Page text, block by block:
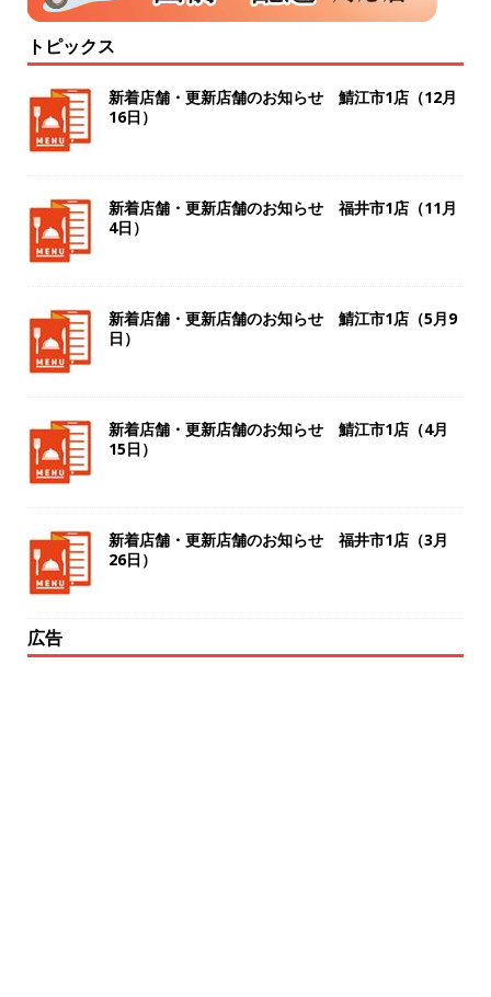
トピックス
新着店舗・更新店舗のお知らせ 鯖江市1店（12月
16日）
新着店舗・更新店舗のお知らせ 福井市1店（11月
4日）
新着店舗・更新店舗のお知らせ 鯖江市1店（5月9
日）
新着店舗・更新店舗のお知らせ 鯖江市1店（4月
15日）
新着店舗・更新店舗のお知らせ 福井市1店（3月
26日）
広告